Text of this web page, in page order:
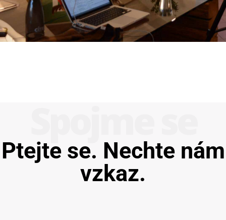
Ptejte se. Nechte nám
vzkaz.